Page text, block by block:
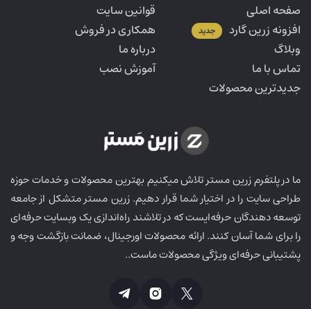
ما در پلتفرم زرین مستر تلاش میکنیم بهترین محصولات و خدمات حوزه
طراحی سایت را در اختیار شما قرار دهیم. زرین مستر متشکل از جامعه
توسعه دهندگان حرفه‌ایست که در تلاشند راه‌اندازی یک وبسایت حرفه‌ای
را برای شما آسان کنند. ارائه محصولات اورجینال، ضمانت بازگشت وجه و
پشتیبانی حرفه‌ای ویژگی محصولات ماست..
صفحه اصلی
قوانین سایت
افزونه زرین گارد
جدید
همکاری در فروش
وبلاگ
درباره ما
تماس با ما
آموزش نصب
جدیدترین محصولات